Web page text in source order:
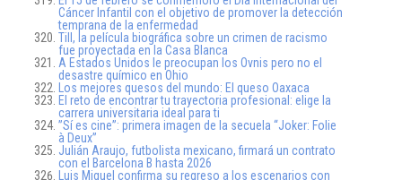
Cáncer Infantil con el objetivo de promover la detección
temprana de la enfermedad
Till, la película biográfica sobre un crimen de racismo
fue proyectada en la Casa Blanca
A Estados Unidos le preocupan los Ovnis pero no el
desastre químico en Ohio
Los mejores quesos del mundo: El queso Oaxaca
El reto de encontrar tu trayectoria profesional: elige la
carrera universitaria ideal para ti
”Sí es cine”: primera imagen de la secuela “Joker: Folie
à Deux”
Julián Araujo, futbolista mexicano, firmará un contrato
con el Barcelona B hasta 2026
Luis Miguel confirma su regreso a los escenarios con